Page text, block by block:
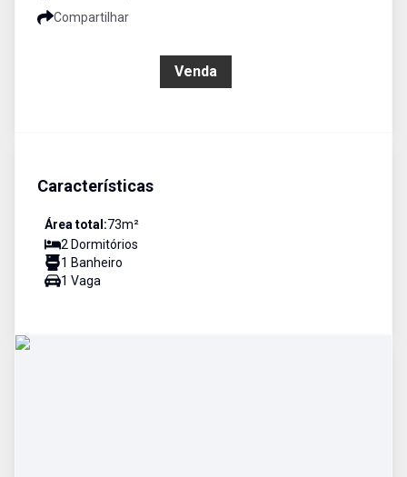
Compartilhar
Venda
Características
Área total:73m²
2 Dormitórios
1 Banheiro
1 Vaga